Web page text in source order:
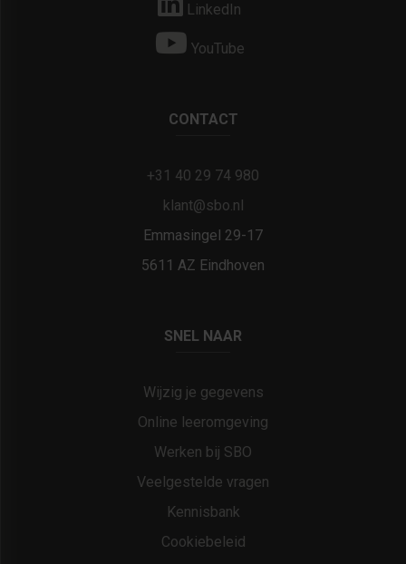
LinkedIn
YouTube
CONTACT
+31 40 29 74 980
klant@sbo.nl
Emmasingel 29-17
5611 AZ Eindhoven
SNEL NAAR
Wijzig je gegevens
Online leeromgeving
Werken bij SBO
Veelgestelde vragen
Kennisbank
Cookiebeleid